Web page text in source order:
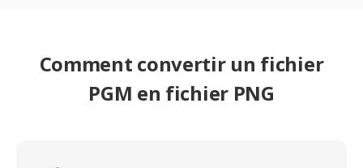
Comment convertir un fichier
PGM en fichier PNG